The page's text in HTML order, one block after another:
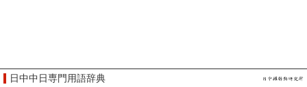
日中中日専門用語辞典